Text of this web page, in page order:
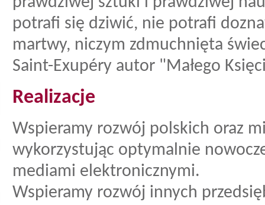
potrafi się dziwić, nie potrafi
martwy, niczym zdmuchnięta
Saint-Exupéry autor "Małego
Realizacje
Wspieramy rozwój polskich oraz
wykorzystując optymalnie
mediami elektronicznymi.
Wspieramy rozwój innych